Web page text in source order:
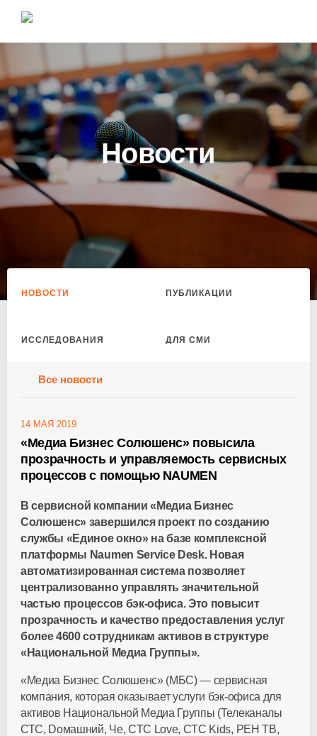
Новости
НОВОСТИ ПУБЛИКАЦИИ
ИССЛЕДОВАНИЯ ДЛЯ СМИ
Все новости
14 МАЯ 2019
«Медиа Бизнес Солюшенс» повысила
прозрачность и управляемость сервисных
процессов с помощью NAUMEN
В сервисной компании «Медиа Бизнес
Солюшенс» завершился проект по созданию
службы «Единое окно» на базе комплексной
платформы Naumen Service Desk. Новая
автоматизированная система позволяет
централизованно управлять значительной
частью процессов бэк-офиса. Это повысит
прозрачность и качество предоставления услуг
более 4600 сотрудникам активов в структуре
«Национальной Медиа Группы».
«Медиа Бизнес Солюшенс» (МБС) — сервисная
компания, которая оказывает услуги бэк-офиса для
активов Национальной Медиа Группы (Телеканалы
СТС, Dомашний, Че, CTC Love, CTC Kids, РЕН ТВ,